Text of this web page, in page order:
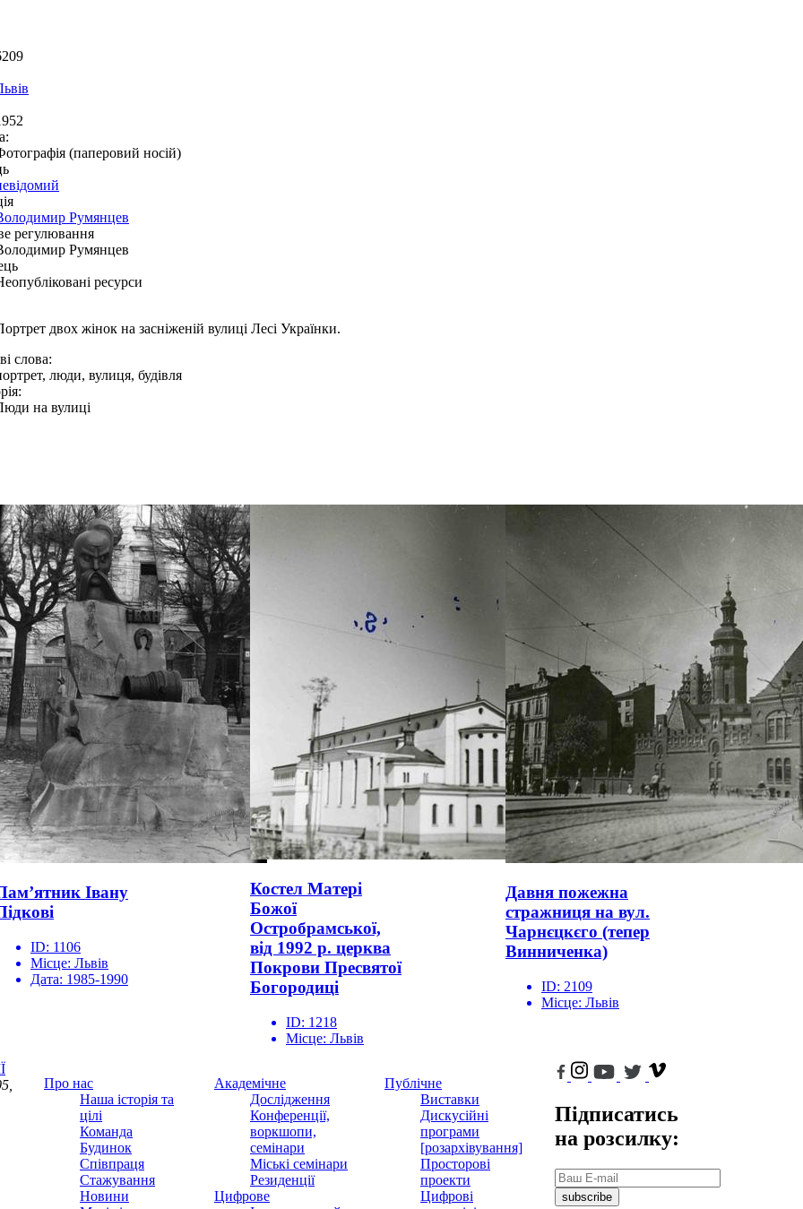
(паперовий носій)
Румянцев
регулювання
Румянцев
ресурси
двох жінок на засніженій вулиці Лесі Українки.
слова:
люди, вулиця, будівля
на вулиці
Івану
ID: 1106
Місце: Львів
Дата: 1985-1990
Костел Матері
Божої
Остробрамської,
від 1992 р. церква
Покрови Пресвятої
Богородиці
ID: 1218
Місце: Львів
Давня пожежна
стражниця на вул.
Чарнєцкєго (тепер
Винниченка)
ID: 2109
Місце: Львів
Про нас
Наша історія та
цілі
Команда
Будинок
Співпраця
Стажування
Новини
Академічне
Дослідження
Конференції,
воркшопи,
семінари
Міські семінари
Резиденції
Цифрове
Публічне
Виставки
Дискусійні
програми
[розархівування]
Просторові
проекти
Цифрові
Підписатись
на розсилку:
subscribe